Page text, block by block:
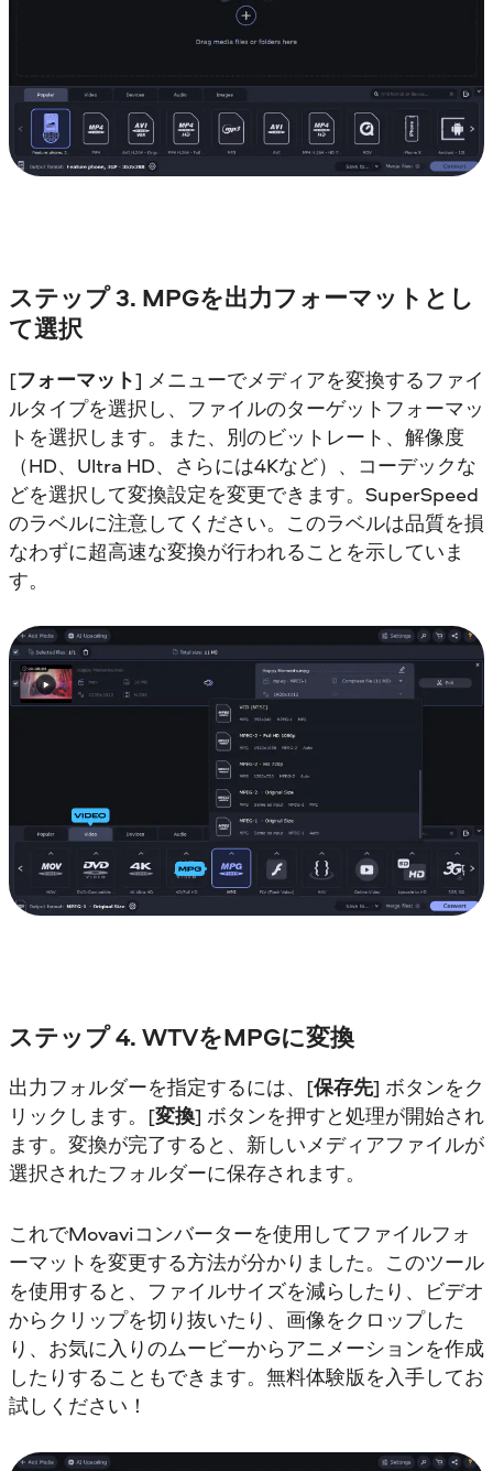
ステップ 3. MPGを出力フォーマットとし
て選択
[フォーマット] メニューでメディアを変換するファイ
ルタイプを選択し、ファイルのターゲットフォーマッ
トを選択します。また、別のビットレート、解像度
（HD、Ultra HD、さらには4Kなど）、コーデックな
どを選択して変換設定を変更できます。SuperSpeed
のラベルに注意してください。このラベルは品質を損
なわずに超高速な変換が行われることを示していま
す。
ステップ 4. WTVをMPGに変換
出力フォルダーを指定するには、[保存先] ボタンをク
リックします。[変換] ボタンを押すと処理が開始され
ます。変換が完了すると、新しいメディアファイルが
選択されたフォルダーに保存されます。
これでMovaviコンバーターを使用してファイルフォ
ーマットを変更する方法が分かりました。このツール
を使用すると、ファイルサイズを減らしたり、ビデオ
からクリップを切り抜いたり、画像をクロップした
り、お気に入りのムービーからアニメーションを作成
したりすることもできます。無料体験版を入手してお
試しください！